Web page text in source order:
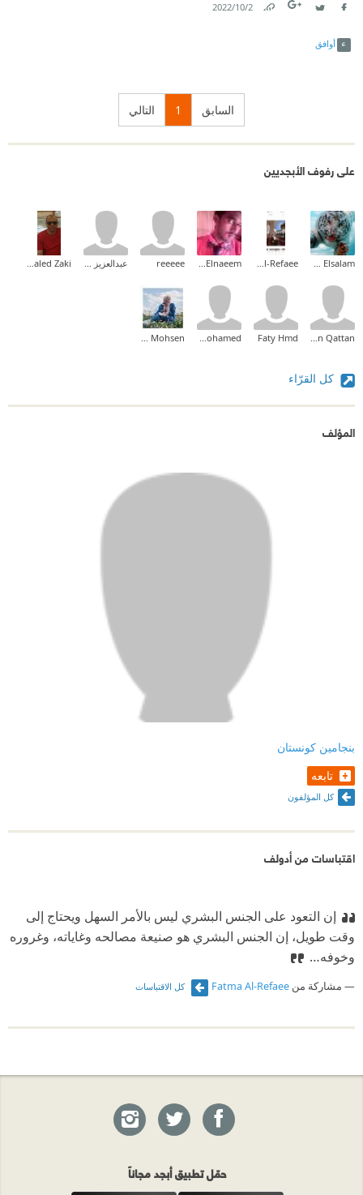
2‏/10‏/2022
أوافق
السابق 1 التالي
على رفوف الأبجديين
Ehab Mohammed Abd Elsalam
Fatma Al-Refaee
Mahmoud A. Elnaeem
reeeee عبدالعزيز العنزي Khaled Zaki
Sultan Qattan
Faty Hmd
taher mohamed
Taghreed Mohsen
كل القرّاء
المؤلف
بنجامين كونستان
تابعه
كل المؤلفون
اقتباسات من أدولف
إن التعود على الجنس البشري ليس بالأمر السهل ويحتاج إلى
وقت طويل، إن الجنس البشري هو صنيعة مصالحه وغاياته، وغروره
وخوفه…
مشاركة من Fatma Al-Refaee كل الاقتباسات
حمّل تطبيق أبجد مجاناً